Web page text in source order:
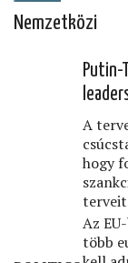
Nemzetközi
Putin-
A
hogy
Az
több